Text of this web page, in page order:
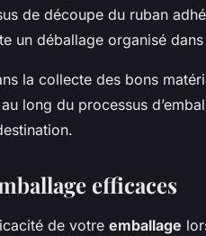
de découpe du ruban
un déballage organisé
la collecte des bons
long du processus
efficaces
de votre emballage